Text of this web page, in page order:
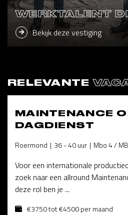
WERKTALENT
Bekijk deze vestiging
RELEVANTE
MAINTENANCE
DAGDIENST
Roermond 36 - 40 uur Mbo 4 /
Voor een internationale
zoek naar een allround
deze rol ben je ...
€3750 tot €4500 per maand